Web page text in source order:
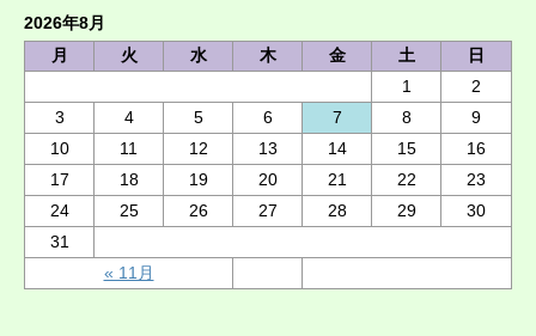
2026年8月
月
火 水 木 金 土 日
« 11月
1
2
3
4 5 6 7 8
9
10
11 12 13 14 15
16
17
18 19 20 21 22
23
24
25 26 27 28 29
30
31